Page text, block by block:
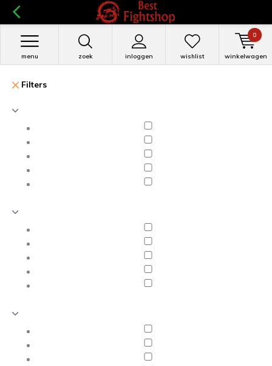
zoek inloggen
menu wishlist winkelwagen
0
Filters